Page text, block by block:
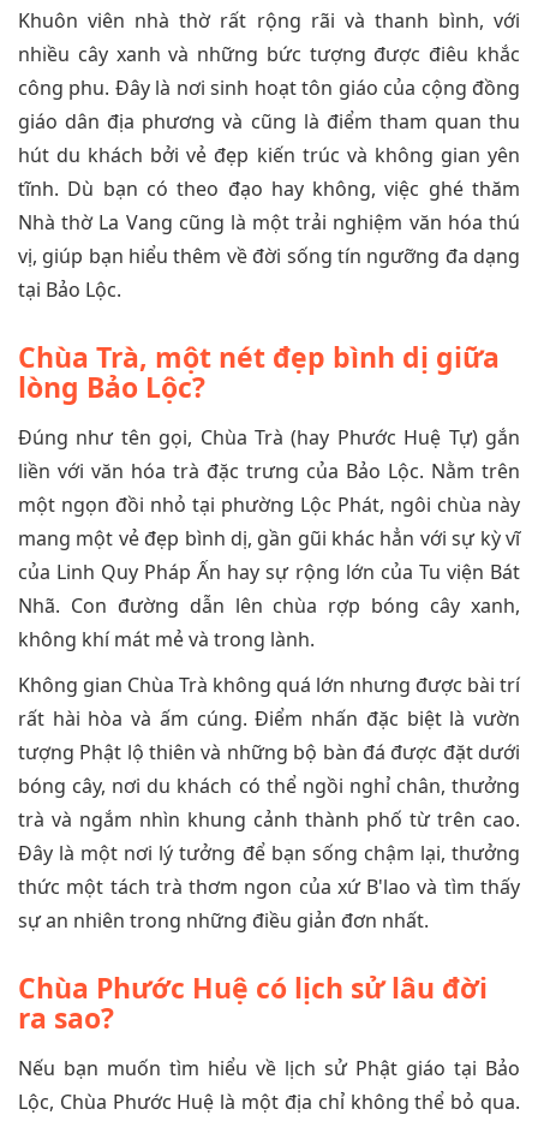
Khuôn viên nhà thờ rất rộng rãi và thanh bình, với
nhiều cây xanh và những bức tượng được điêu khắc
công phu. Đây là nơi sinh hoạt tôn giáo của cộng đồng
giáo dân địa phương và cũng là điểm tham quan thu
hút du khách bởi vẻ đẹp kiến trúc và không gian yên
tĩnh. Dù bạn có theo đạo hay không, việc ghé thăm
Nhà thờ La Vang cũng là một trải nghiệm văn hóa thú
vị, giúp bạn hiểu thêm về đời sống tín ngưỡng đa dạng
tại Bảo Lộc.
Chùa Trà, một nét đẹp bình dị giữa
lòng Bảo Lộc?
Đúng như tên gọi, Chùa Trà (hay Phước Huệ Tự) gắn
liền với văn hóa trà đặc trưng của Bảo Lộc. Nằm trên
một ngọn đồi nhỏ tại phường Lộc Phát, ngôi chùa này
mang một vẻ đẹp bình dị, gần gũi khác hẳn với sự kỳ vĩ
của Linh Quy Pháp Ấn hay sự rộng lớn của Tu viện Bát
Nhã. Con đường dẫn lên chùa rợp bóng cây xanh,
không khí mát mẻ và trong lành.
Không gian Chùa Trà không quá lớn nhưng được bài trí
rất hài hòa và ấm cúng. Điểm nhấn đặc biệt là vườn
tượng Phật lộ thiên và những bộ bàn đá được đặt dưới
bóng cây, nơi du khách có thể ngồi nghỉ chân, thưởng
trà và ngắm nhìn khung cảnh thành phố từ trên cao.
Đây là một nơi lý tưởng để bạn sống chậm lại, thưởng
thức một tách trà thơm ngon của xứ B'lao và tìm thấy
sự an nhiên trong những điều giản đơn nhất.
Chùa Phước Huệ có lịch sử lâu đời
ra sao?
Nếu bạn muốn tìm hiểu về lịch sử Phật giáo tại Bảo
Lộc, Chùa Phước Huệ là một địa chỉ không thể bỏ qua.